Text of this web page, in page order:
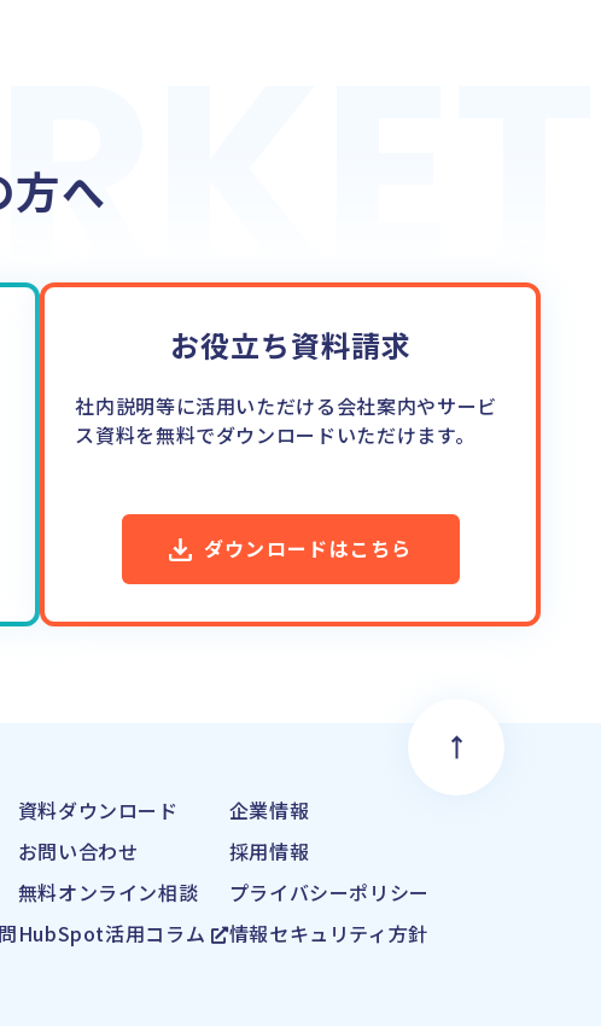
方へ
お役立ち資料請求
社内説明等に活用いただける会社案内やサービ
ス資料を無料でダウンロードいただけます。
ダウンロードはこちら
資料ダウンロード
お問い合わせ
無料オンライン相談
HubSpot活用コラム
企業情報
採用情報
プライバシーポリシー
情報セキュリティ方針